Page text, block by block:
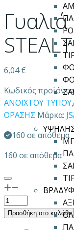
ΥΨΗΛΗΣ
6,04€
Κωδικός
ΑΝΟΙΧΤΟΥ ΤΥΠΟΥ
ΟΡΑΣΗΣ Μάρκα:
160 σε απόθεμα
160 σε απόθεμα
Γυαλιά
σκούρα
Προσθήκη στο καλάθι